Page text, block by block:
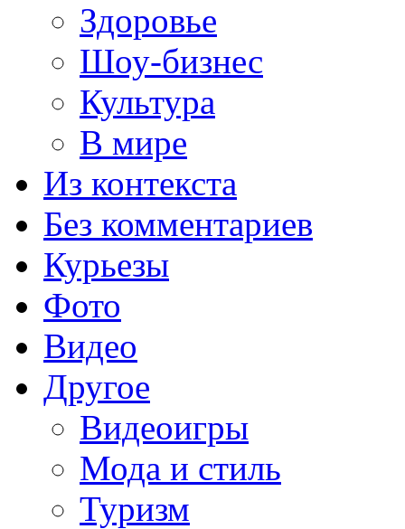
Здоровье
Шоу-бизнес
Культура
В мире
Из контекста
Без комментариев
Курьезы
Фото
Видео
Другое
Видеоигры
Мода и стиль
Туризм